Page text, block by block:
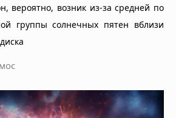
вероятно, возник из-за средней по
группы солнечных пятен вблизи